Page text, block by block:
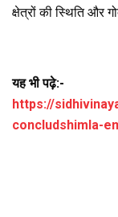
क्षेत्रों की स्थिति और
यह भी पढ़े:-
https://
concludshimla-